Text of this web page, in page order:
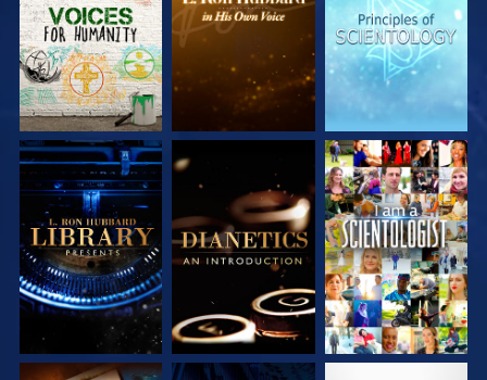
ENTDECKEN ENTDECKEN ENTDECKEN
SERIE
ENTDECKEN
ENTDECKEN
ANSEHEN